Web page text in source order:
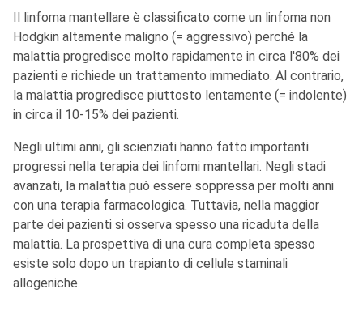
Il linfoma mantellare è classificato come un linfoma non
Hodgkin altamente maligno (= aggressivo) perché la
malattia progredisce molto rapidamente in circa l'80% dei
pazienti e richiede un trattamento immediato. Al contrario,
la malattia progredisce piuttosto lentamente (= indolente)
in circa il 10-15% dei pazienti.
Negli ultimi anni, gli scienziati hanno fatto importanti
progressi nella terapia dei linfomi mantellari. Negli stadi
avanzati, la malattia può essere soppressa per molti anni
con una terapia farmacologica. Tuttavia, nella maggior
parte dei pazienti si osserva spesso una ricaduta della
malattia. La prospettiva di una cura completa spesso
esiste solo dopo un trapianto di cellule staminali
allogeniche.